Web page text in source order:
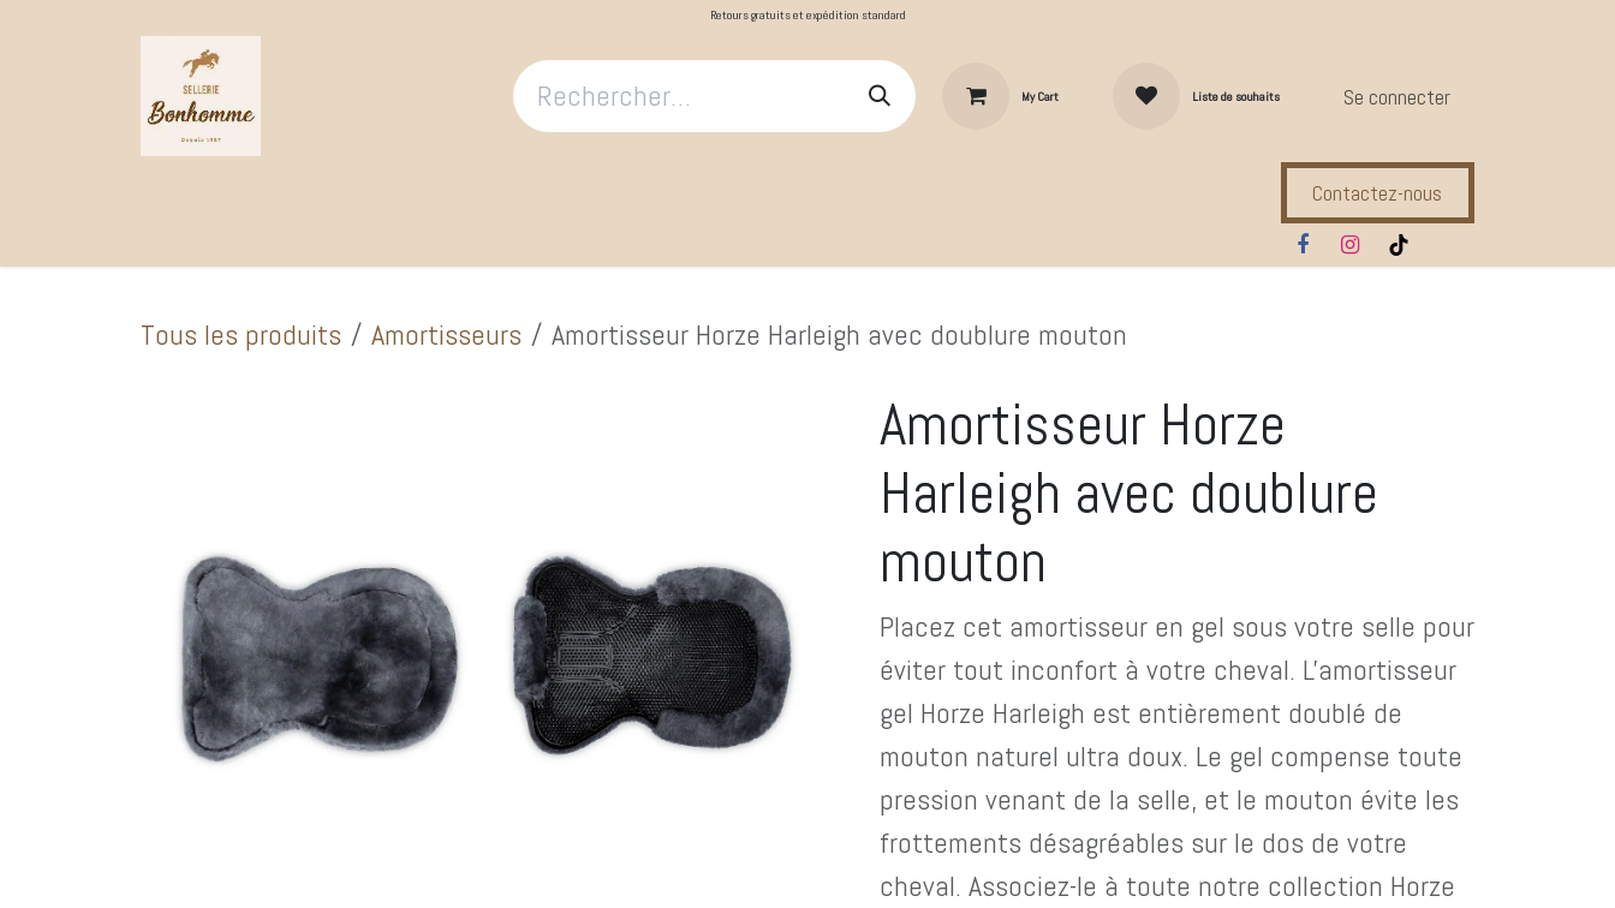
Retours gratuits et expédition standard
My Cart Liste de souhaits Se connecter
Compl. Alimentaires Ecuries
Contactez-nous
Tous les produits Amortisseurs Amortisseur Horze Harleigh avec doublure mouton
Amortisseur Horze
Harleigh avec doublure
mouton
Placez cet amortisseur en gel sous votre selle pour
éviter tout inconfort à votre cheval. L'amortisseur
gel Horze Harleigh est entièrement doublé de
mouton naturel ultra doux. Le gel compense toute
pression venant de la selle, et le mouton évite les
frottements désagréables sur le dos de votre
cheval. Associez-le à toute notre collection Horze